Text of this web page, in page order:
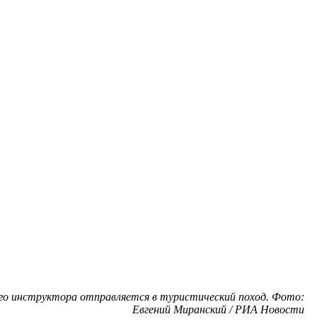
инструктора отправляется в туристический поход. Фото:
Евгений Миранский / РИА Новости